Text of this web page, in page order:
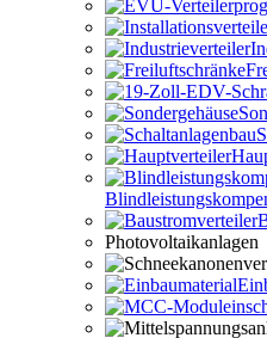
Photovoltaikanlagen